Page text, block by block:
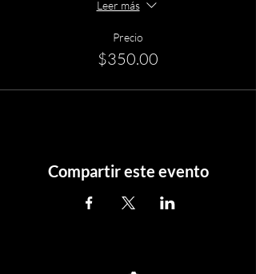
Leer más
Precio
$350.00
Compartir este evento